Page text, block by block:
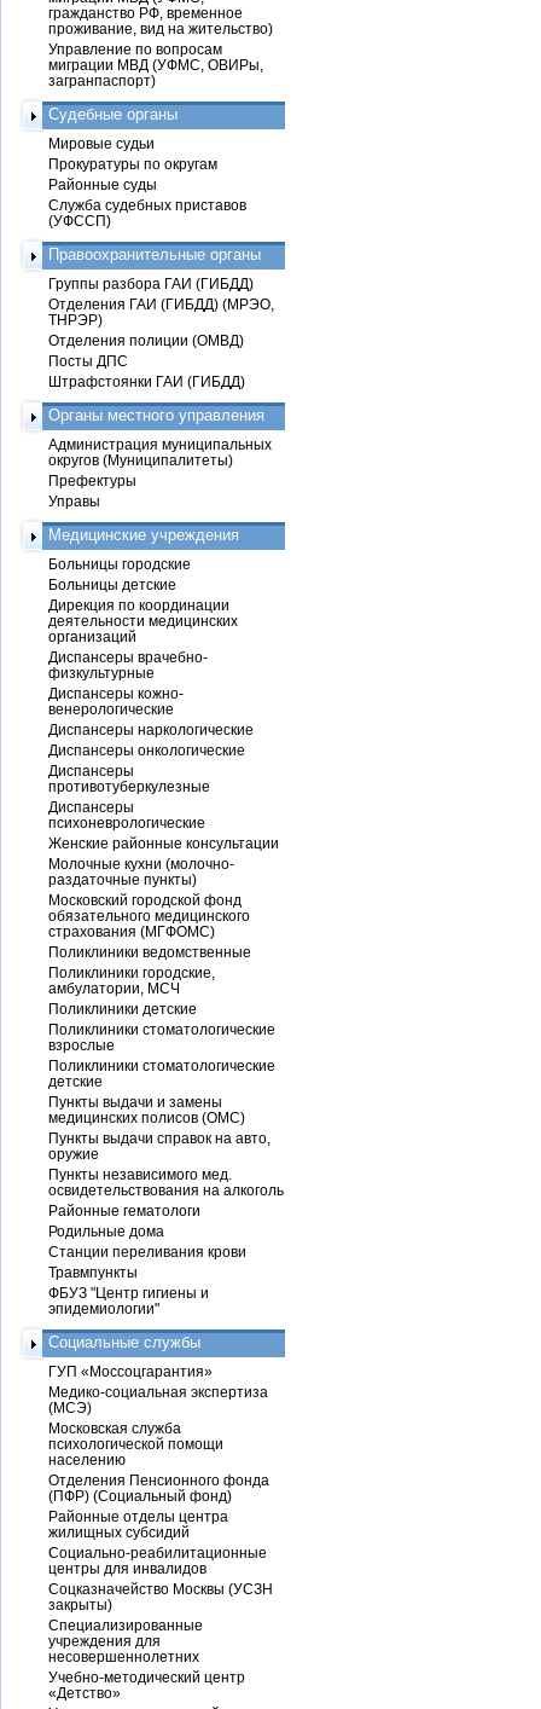
гражданство РФ, временное
проживание, вид на жительство)
Управление по вопросам
миграции МВД (УФМС, ОВИРы,
загранпаспорт)
Судебные органы
Мировые судьи
Прокуратуры по округам
Районные суды
Служба судебных приставов
(УФССП)
Правоохранительные органы
Группы разбора ГАИ (ГИБДД)
Отделения ГАИ (ГИБДД) (МРЭО,
ТНРЭР)
Отделения полиции (ОМВД)
Посты ДПС
Штрафстоянки ГАИ (ГИБДД)
Органы местного управления
Администрация муниципальных
округов (Муниципалитеты)
Префектуры
Управы
Медицинские учреждения
Больницы городские
Больницы детские
Дирекция по координации
деятельности медицинских
организаций
Диспансеры врачебно-
физкультурные
Диспансеры кожно-
венерологические
Диспансеры наркологические
Диспансеры онкологические
Диспансеры
противотуберкулезные
Диспансеры
психоневрологические
Женские районные консультации
Молочные кухни (молочно-
раздаточные пункты)
Московский городской фонд
обязательного медицинского
страхования (МГФОМС)
Поликлиники ведомственные
Поликлиники городские,
амбулатории, МСЧ
Поликлиники детские
Поликлиники стоматологические
взрослые
Поликлиники стоматологические
детские
Пункты выдачи и замены
медицинских полисов (ОМС)
Пункты выдачи справок на авто,
оружие
Пункты независимого мед.
освидетельствования на алкоголь
Районные гематологи
Родильные дома
Станции переливания крови
Травмпункты
ФБУЗ "Центр гигиены и
эпидемиологии"
Социальные службы
ГУП «Моссоцгарантия»
Медико-социальная экспертиза
(МСЭ)
Московская служба
психологической помощи
населению
Отделения Пенсионного фонда
(ПФР) (Социальный фонд)
Районные отделы центра
жилищных субсидий
Социально-реабилитационные
центры для инвалидов
Соцказначейство Москвы (УСЗН
закрыты)
Специализированные
учреждения для
несовершеннолетних
Учебно-методический центр
«Детство»